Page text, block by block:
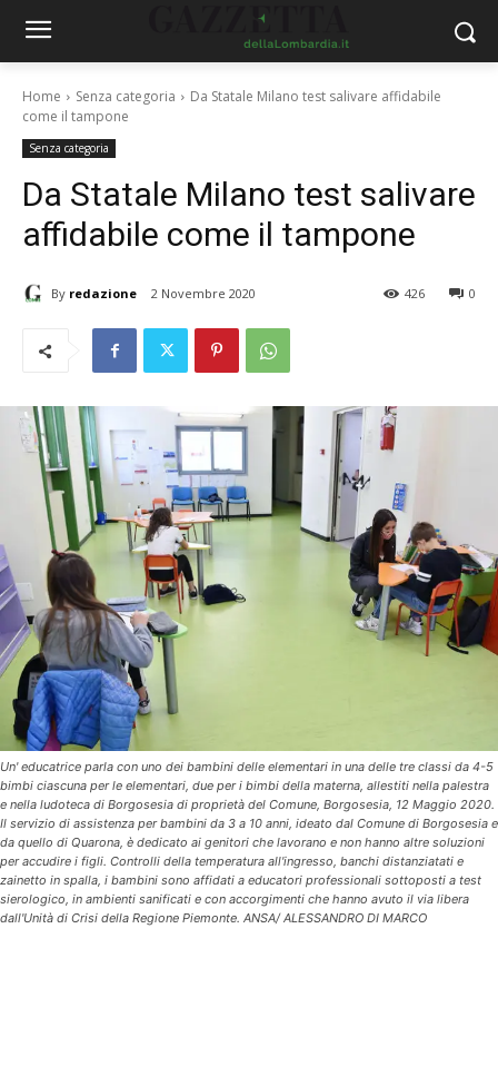
Home Senza categoria
Da Statale Milano test salivare affidabile
come il tampone
Senza categoria
Da Statale Milano test salivare
affidabile come il tampone
By redazione 2 Novembre 2020 0
426
Un' educatrice parla con uno dei bambini delle elementari in una delle tre classi da 4-5
bimbi ciascuna per le elementari, due per i bimbi della materna, allestiti nella palestra
e nella ludoteca di Borgosesia di proprietà del Comune, Borgosesia, 12 Maggio 2020.
Il servizio di assistenza per bambini da 3 a 10 anni, ideato dal Comune di Borgosesia e
da quello di Quarona, è dedicato ai genitori che lavorano e non hanno altre soluzioni
per accudire i figli. Controlli della temperatura all'ingresso, banchi distanziatati e
zainetto in spalla, i bambini sono affidati a educatori professionali sottoposti a test
sierologico, in ambienti sanificati e con accorgimenti che hanno avuto il via libera
dall'Unità di Crisi della Regione Piemonte. ANSA/ ALESSANDRO DI MARCO